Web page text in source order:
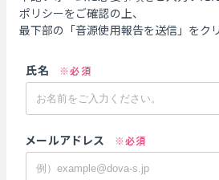
ポリシーをご確認の上、
最下部の「音源使用報告を送信」をク
氏名 ※必須
メールアドレス ※必須